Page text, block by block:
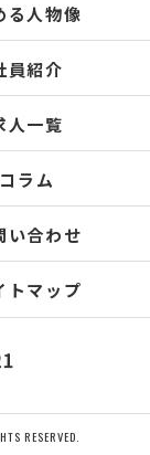
る人物像
員紹介
人一覧
コラム
い合わせ
トマップ
RESERVED.